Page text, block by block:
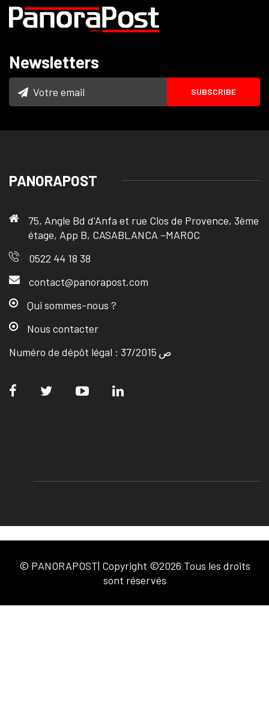
Newsletters
PANORAPOST
75, Angle Bd d'Anfa et rue Clos de Provence, 3ème
étage, App B, CASABLANCA –MAROC
0522 44 18 38
contact@panorapost.com
Qui sommes-nous ?
Nous contacter
Numéro de dépôt légal : ص 37/2015
© PANORAPOST| Copyright ©2026 Tous les droits
sont réservés